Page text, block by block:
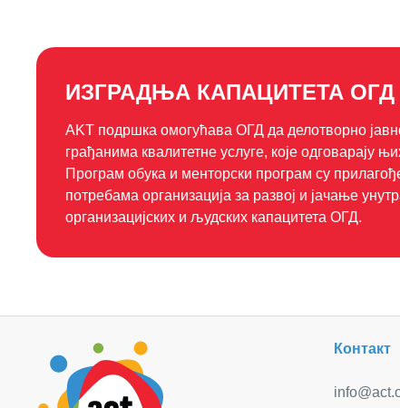
ИЗГРАДЊА КАПАЦИТЕТА ОГД
AKT подршка омогућава ОГД да делотворно
грађанима квалитетне услуге, које одговарају
Програм обука и менторски програм су
потребама организација за развој и јачање
организацијских и људских капацитета ОГД.
Контакт